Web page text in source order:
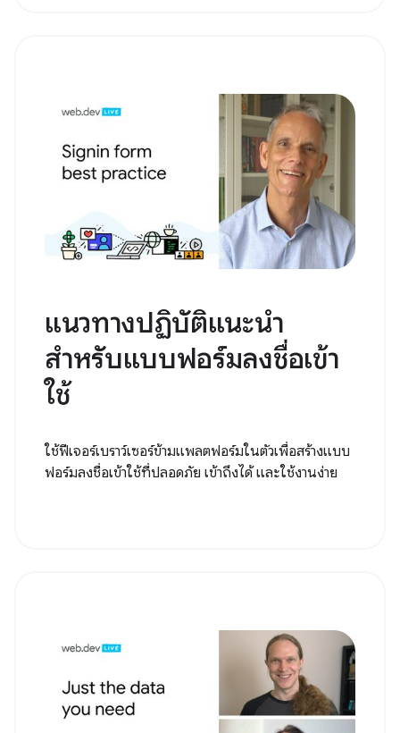
แนวทางปฏิบัติแนะนำ
สำหรับแบบฟอร์มลงชื่อเข้า
ใช้
ใช้ฟีเจอร์เบราว์เซอร์ข้ามแพลตฟอร์มในตัวเพื่อสร้างแบบ
ฟอร์มลงชื่อเข้าใช้ที่ปลอดภัย เข้าถึงได้ และใช้งานง่าย